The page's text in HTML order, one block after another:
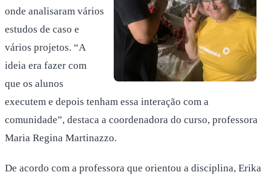
onde analisaram vários
estudos de caso e
vários projetos. “A
ideia era fazer com
que os alunos
executem e depois tenham essa interação com a
comunidade”, destaca a coordenadora do curso, professora
Maria Regina Martinazzo.
De acordo com a professora que orientou a disciplina, Erika